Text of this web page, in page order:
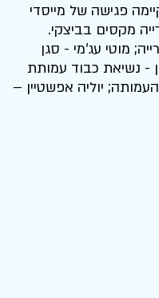
פגישה של מייסדי
מקסים בביצקי.
מוטי עג'מי - סגן
- נשיאת כבוד עמותת
יוליה אפשטיין –